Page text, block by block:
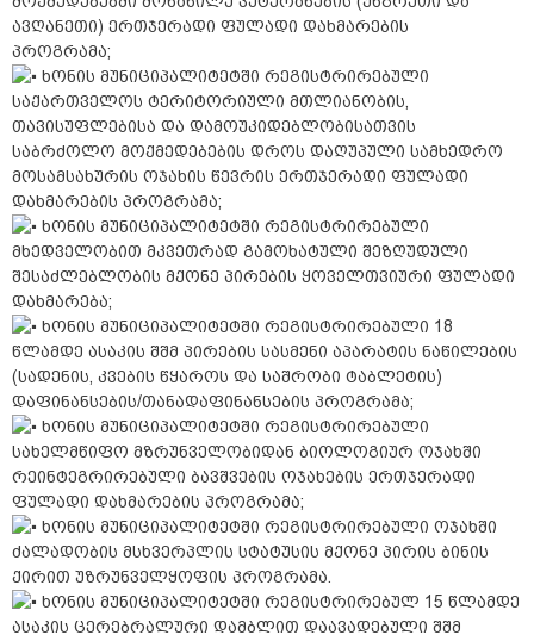
ავღანეთი) ერთჯერადი ფულადი დახმარების
პროგრამა;
ხონის მუნიციპალიტეტში რეგისტრირებული
საქართველოს ტერიტორიული მთლიანობის,
თავისუფლებისა და დამოუკიდებლობისათვის
საბრძოლო მოქმედებების დროს დაღუპული სამხედრო
მოსამსახურის ოჯახის წევრის ერთჯერადი ფულადი
დახმარების პროგრამა;
ხონის მუნიციპალიტეტში რეგისტრირებული
მხედველობით მკვეთრად გამოხატული შეზღუდული
შესაძლებლობის მქონე პირების ყოველთვიური ფულადი
დახმარება;
ხონის მუნიციპალიტეტში რეგისტრირებული 18
წლამდე ასაკის შშმ პირების სასმენი აპარატის ნაწილების
(სადენის, კვების წყაროს და საშრობი ტაბლეტის)
დაფინანსების/თანადაფინანსების პროგრამა;
ხონის მუნიციპალიტეტში რეგისტრირებული
სახელმწიფო მზრუნველობიდან ბიოლოგიურ ოჯახში
რეინტეგრირებული ბავშვების ოჯახების ერთჯერადი
ფულადი დახმარების პროგრამა;
ხონის მუნიციპალიტეტში რეგისტრირებული ოჯახში
ძალადობის მსხვერპლის სტატუსის მქონე პირის ბინის
ქირით უზრუნველყოფის პროგრამა.
ხონის მუნიციპალიტეტში რეგისტრირებულ 15 წლამდე
ასაკის ცერებრალური დამბლით დაავადებული შშმ